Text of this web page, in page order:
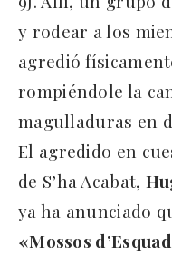
y rodear a los
agredió
rompiéndole la
magulladuras en
El agredido en
de S’ha Acabat,
ya ha anunciado
«Mossos